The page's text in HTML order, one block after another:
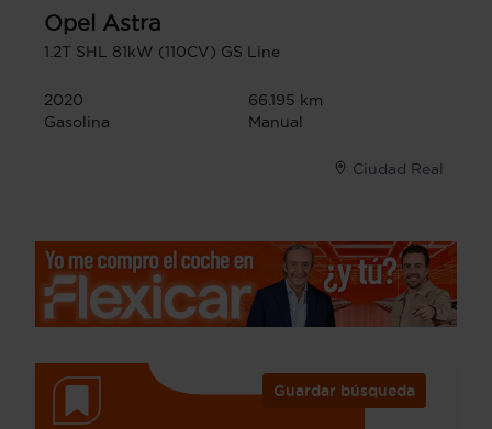
Opel Astra
1.2T SHL 81kW (110CV) GS Line
2020
66.195 km
Gasolina
Manual
Ciudad Real
Guardar búsqueda